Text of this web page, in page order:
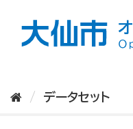
データセット